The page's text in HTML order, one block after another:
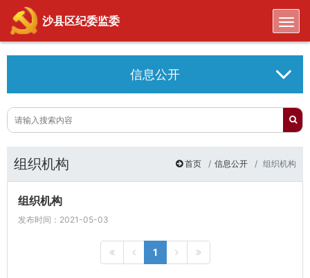
沙县区纪委监委
信息公开
组织机构 首页 信息公开 组织机构
组织机构
发布时间：2021-05-03
1